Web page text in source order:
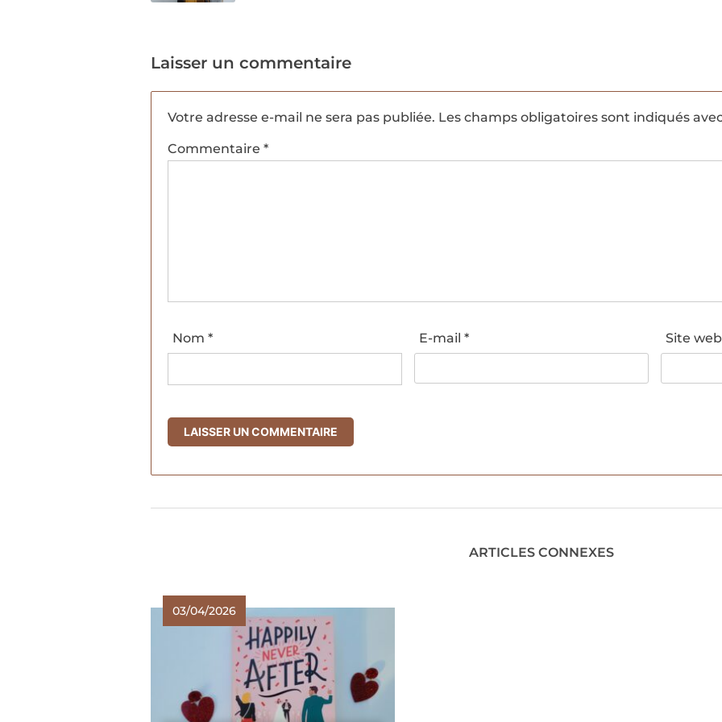
Laisser un commentaire
Votre adresse e-mail ne sera pas publiée. Les champs obligatoires sont indiqués
Commentaire *
Nom * E-mail* Site web
ARTICLES CONNEXES
03/04/2026